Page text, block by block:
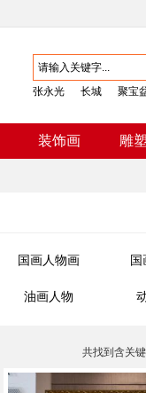
张永光 长城 聚宝
装饰画 雕
国画人物画 国
油画人物
共找到含关